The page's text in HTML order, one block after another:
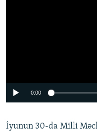
0:00
İyunun 30-da Milli